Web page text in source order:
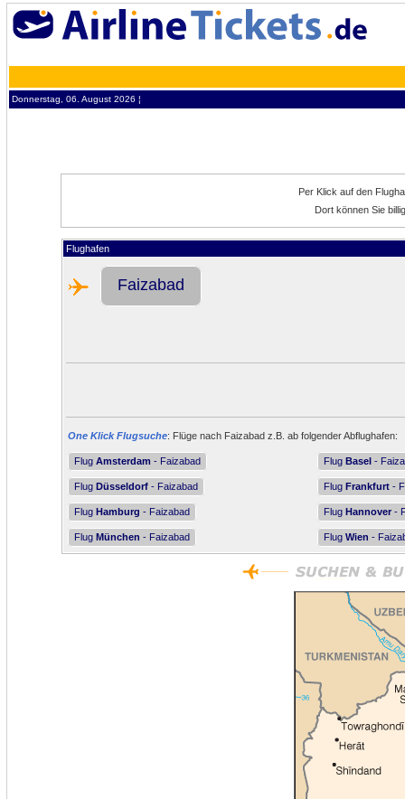
Donnerstag, 06. August 2026 ¦
Per Klick auf den
Dort können Sie
Flughafen
Faizabad
One Klick Flugsuche: Flüge nach Faizabad z.B. ab folgender Abflughafen:
Flug Amsterdam - Faizabad Flug Basel -
Flug Düsseldorf - Faizabad Flug Frankfurt -
Flug Hamburg - Faizabad Flug Hannover -
Flug München - Faizabad Flug Wien -